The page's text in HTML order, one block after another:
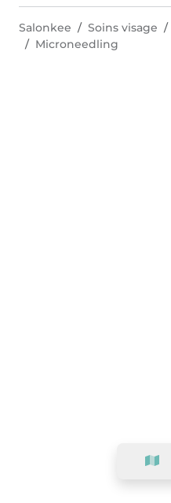
Salonkee Soins visage
Microneedling